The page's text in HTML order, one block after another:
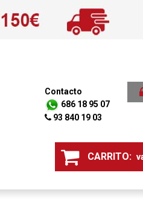
Contacto
686 18 95 07
93 840 19 03
CARRITO: